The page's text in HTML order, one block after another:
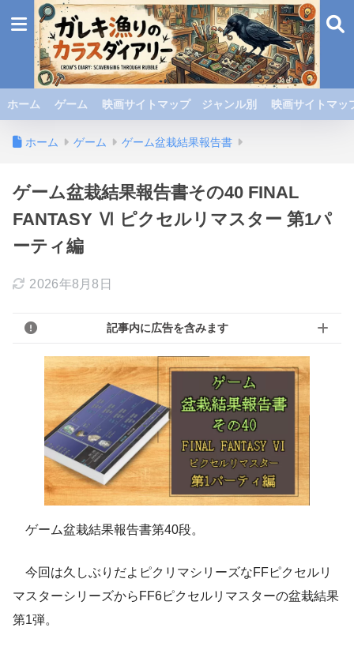
ホーム ゲーム 映画サイトマップ ジャンル別 映画サイトマ
ホーム ゲーム ゲーム盆栽結果報告書
ゲーム盆栽結果報告書その40 FINAL
FANTASY Ⅵ ピクセルリマスター 第1パ
ーティ編
2026年8月8日
記事内に広告を含みます
ゲーム盆栽結果報告書第40段。
今回は久しぶりだよピクリマシリーズなFFピクセルリ
マスターシリーズからFF6ピクセルリマスターの盆栽結果
第1弾。